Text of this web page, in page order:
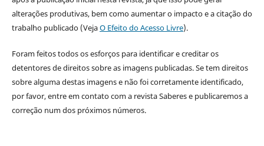
alterações produtivas, bem como aumentar o impacto e a citação do
trabalho publicado (VejaO Efeito do Acesso Livre).
Foram feitos todos os esforços para identificar e creditar os
detentores de direitos sobre as imagens publicadas. Se tem direitos
sobre alguma destas imagens e não foi corretamente identificado,
por favor, entre em contato com a revista Saberes e publicaremos a
correção num dos próximos números.